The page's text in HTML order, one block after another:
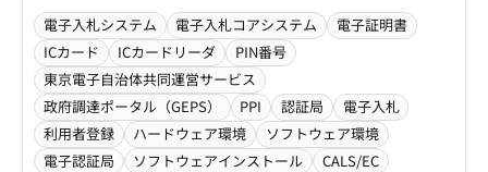
電子入札システム 電子入札コアシステム
電子証明書
ICカード
ICカードリーダ
PIN番号
東京電子自治体共同運営サービス
政府調達ポータル（GEPS）
PPI 認証局
電子入札
利用者登録
ハードウェア環境
ソフトウェア環境
電子認証局
ソフトウェアインストール
CALS/EC